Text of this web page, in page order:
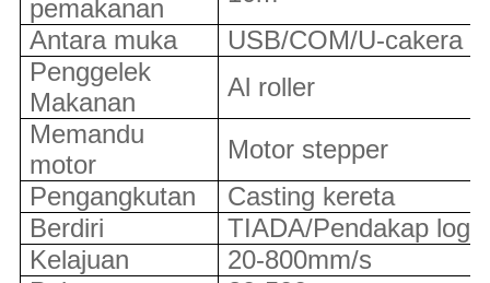
pemakanan
Antara muka
USB/COM/U-cakera
Penggelek
Makanan
Al roller
Memandu
motor
Motor stepper
Pengangkutan
Casting kereta
Berdiri
TIADA/Pendakap
Kelajuan
20-800mm/s